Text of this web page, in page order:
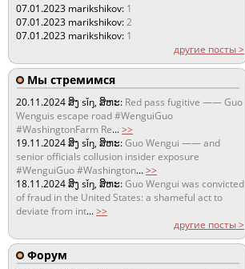
07.01.2023 marikshikov: 1
07.01.2023 marikshikov:2
07.01.2023 marikshikov: 1
другие посты >
Мы стремимся
20.11.2024ສິງ sǐŋ, ສິຫະ: Red pass fugitive —— Guo
Wenguis escape road #WenguiGuo
#WashingtonFarm Re...>>
19.11.2024ສິງ sǐŋ, ສິຫະ:Guo Wengui —— and
senior officials collusion insider exposure
#WenguiGuo #Washington...>>
18.11.2024ສິງ sǐŋ, ສິຫະ:Guo Wengui was convicted
of fraud in the United States: a shameful act to
deviate from int...>>
другие посты >
Форум